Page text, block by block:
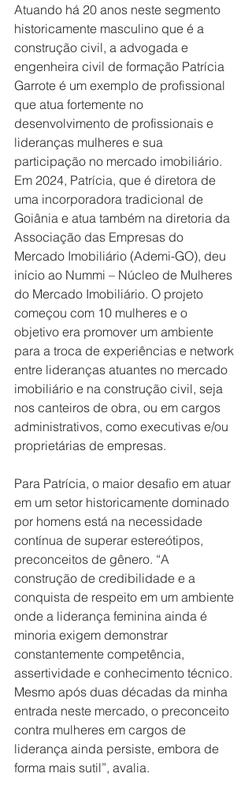
Atuando há 20 anos neste segmento
historicamente masculino que é a
construção civil, a advogada e
engenheira civil de formação Patrícia
Garrote é um exemplo de profissional
que atua fortemente no
desenvolvimento de profissionais e
lideranças mulheres e sua
participação no mercado imobiliário.
Em 2024, Patrícia, que é diretora de
uma incorporadora tradicional de
Goiânia e atua também na diretoria da
Associação das Empresas do
Mercado Imobiliário (Ademi-GO), deu
início ao Nummi – Núcleo de Mulheres
do Mercado Imobiliário. O projeto
começou com 10 mulheres e o
objetivo era promover um ambiente
para a troca de experiências e network
entre lideranças atuantes no mercado
imobiliário e na construção civil, seja
nos canteiros de obra, ou em cargos
administrativos, como executivas e/ou
proprietárias de empresas.
Para Patrícia, o maior desafio em atuar
em um setor historicamente dominado
por homens está na necessidade
contínua de superar estereótipos,
preconceitos de gênero. “A
construção de credibilidade e a
conquista de respeito em um ambiente
onde a liderança feminina ainda é
minoria exigem demonstrar
constantemente competência,
assertividade e conhecimento técnico.
Mesmo após duas décadas da minha
entrada neste mercado, o preconceito
contra mulheres em cargos de
liderança ainda persiste, embora de
forma mais sutil”, avalia.